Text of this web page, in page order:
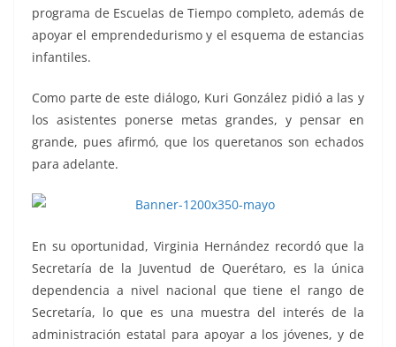
programa de Escuelas de Tiempo completo, además de
apoyar el emprendedurismo y el esquema de estancias
infantiles.
Como parte de este diálogo, Kuri González pidió a las y
los asistentes ponerse metas grandes, y pensar en
grande, pues afirmó, que los queretanos son echados
para adelante.
En su oportunidad, Virginia Hernández recordó que la
Secretaría de la Juventud de Querétaro, es la única
dependencia a nivel nacional que tiene el rango de
Secretaría, lo que es una muestra del interés de la
administración estatal para apoyar a los jóvenes, y de